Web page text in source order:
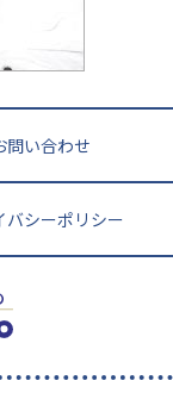
験の羅
問い合わせ
バシーポリシー